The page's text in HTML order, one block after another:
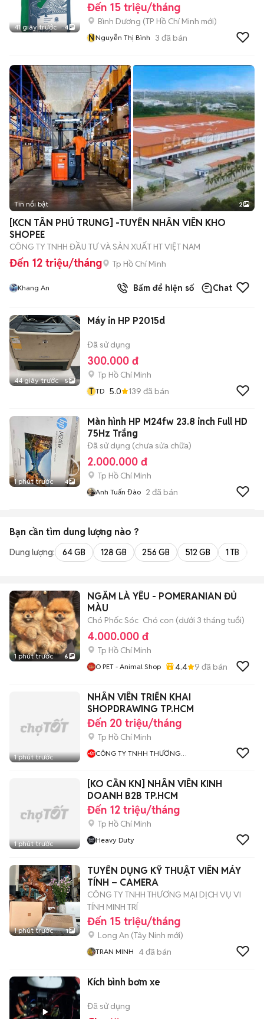
41 giây trước 4
Đến 15 triệu/tháng
Bình Dương (TP Hồ Chí Minh mới)
NNguyễn Thị Bình 3 đã bán
Tin nổi bật 2
[KCN TÂN PHÚ TRUNG] -TUYỂN NHÂN VIÊN KHO
SHOPEE
CÔNG TY TNHH ĐẦU TƯ VÀ SẢN XUẤT HT VIỆT NAM
Đến 12 triệu/tháng Tp Hồ Chí Minh
Khang An Bấm để hiện số Chat
44 giây trước 5
Máy in HP P2015d
Đã sử dụng
300.000 đ
Tp Hồ Chí Minh
T TD 5.0 139 đã bán
1 phút trước 4
Màn hình HP M24fw 23.8 inch Full HD
75Hz Trắng
Đã sử dụng (chưa sửa chữa)
2.000.000 đ
Tp Hồ Chí Minh
Anh Tuấn Đào 2 đã bán
Bạn cần tìm dung lượng nào ?
Dung lượng: 64 GB 128 GB 256 GB 512 GB 1 TB
1 phút trước 6
NGẮM LÀ YÊU - POMERANIAN ĐỦ
MÀU
Chó Phốc Sóc Chó con (dưới 3 tháng tuổi)
4.000.000 đ
Tp Hồ Chí Minh
O PET - Animal Shop 4.4 9 đã bán
1 phút trước
NHÂN VIÊN TRIỂN KHAI
SHOPDRAWING TP.HCM
Đến 20 triệu/tháng
Tp Hồ Chí Minh
CÔNG TY TNHH THƯƠNG
1 phút trước
[KO CẦN KN] NHÂN VIÊN KINH
DOANH B2B TP.HCM
Đến 12 triệu/tháng
Tp Hồ Chí Minh
Heavy Duty
1 phút trước 1
TUYỂN DỤNG KỸ THUẬT VIÊN MÁY
TÍNH – CAMERA
CÔNG TY TNHH THƯƠNG MẠI DỊCH VỤ VI
TÍNH MINH TRÍ
Đến 15 triệu/tháng
Long An (Tây Ninh mới)
TRAN MINH 4đã bán
Kích bình bơm xe
Đã sử dụng